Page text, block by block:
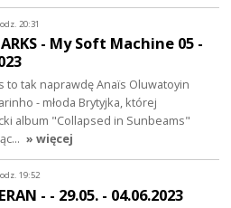
20:31
- My Soft Machine 05 -
to tak naprawdę Anaïs Oluwatoyin
- młoda Brytyjka, której
album "Collapsed in Sunbeams"
» więcej
19:52
- - 29.05. - 04.06.2023